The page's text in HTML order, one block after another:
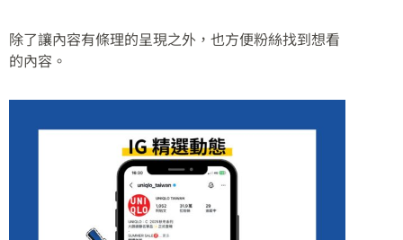
除了讓內容有條理的呈現之外，也方便粉絲找到想看
的內容。